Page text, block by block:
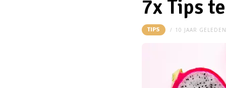
7x Tips
TIPS 10 JAAR GELEDEN